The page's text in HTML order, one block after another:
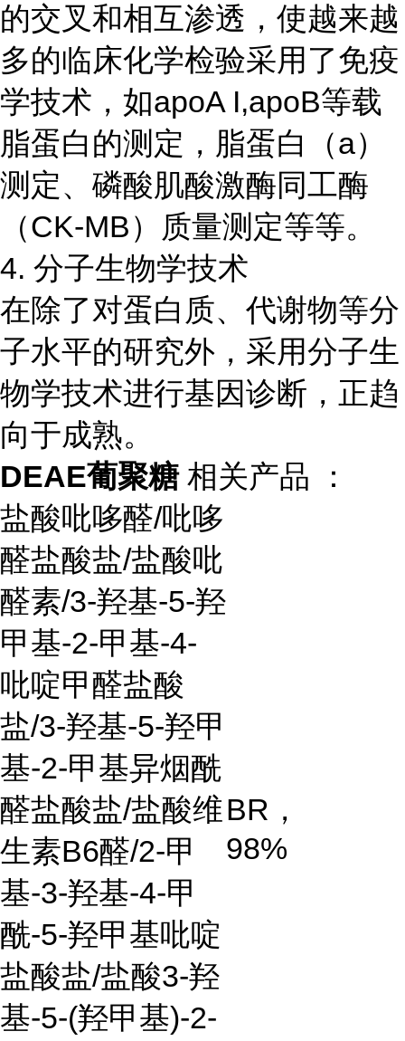
的交叉和相互渗透，使越来越
多的临床化学检验采用了免疫
学技术，如apoA I,apoB等载
脂蛋白的测定，脂蛋白（a）
测定、磷酸肌酸激酶同工酶
（CK-MB）质量测定等等。
4. 分子生物学技术
在除了对蛋白质、代谢物等分
子水平的研究外，采用分子生
物学技术进行基因诊断，正趋
向于成熟。
DEAE葡聚糖 相关产品 ：
盐酸吡哆醛/吡哆
醛盐酸盐/盐酸吡
醛素/3-羟基-5-羟
甲基-2-甲基-4-
吡啶甲醛盐酸
盐/3-羟基-5-羟甲
基-2-甲基异烟酰
醛盐酸盐/盐酸维
生素B6醛/2-甲
基-3-羟基-4-甲
酰-5-羟甲基吡啶
盐酸盐/盐酸3-羟
基-5-(羟甲基)-2-
BR ，
98%